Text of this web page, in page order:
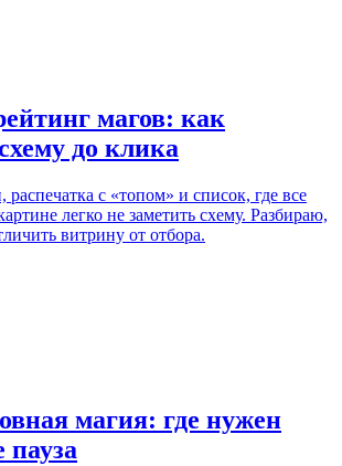
магов: как
до клика
с «топом» и список, где все
легко не заметить схему. Разбираю,
витрину от отбора.
магия: где нужен
пауза